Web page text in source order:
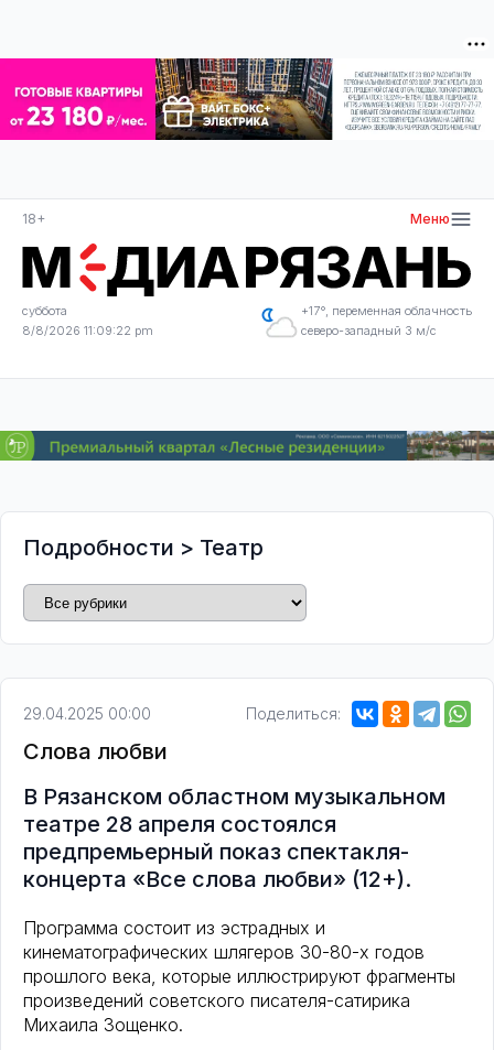
18+ Меню
суббота
8/8/2026 11:09:23 pm
+17°, переменная облачность
северо-западный 3 м/с
Подробности > Театр
29.04.2025 00:00 Поделиться:
Слова любви
В Рязанском областном музыкальном
театре 28 апреля состоялся
предпремьерный показ спектакля-
концерта «Все слова любви» (12+).
Программа состоит из эстрадных и
кинематографических шлягеров 30-80-х годов
прошлого века, которые иллюстрируют фрагменты
произведений советского писателя-сатирика
Михаила Зощенко.